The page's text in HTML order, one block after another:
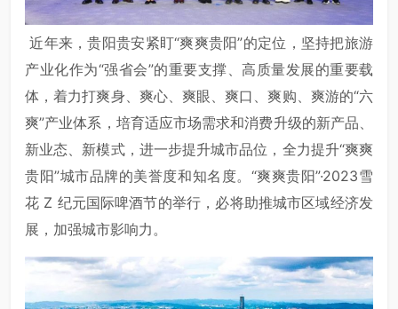
近年来，贵阳贵安紧盯“爽爽贵阳”的定位，坚持把旅游
产业化作为“强省会”的重要支撑、高质量发展的重要载
体，着力打爽身、爽心、爽眼、爽口、爽购、爽游的“六
爽”产业体系，培育适应市场需求和消费升级的新产品、
新业态、新模式，进一步提升城市品位，全力提升“爽爽
贵阳”城市品牌的美誉度和知名度。“爽爽贵阳”·2023雪
花 Z 纪元国际啤酒节的举行，必将助推城市区域经济发
展，加强城市影响力。